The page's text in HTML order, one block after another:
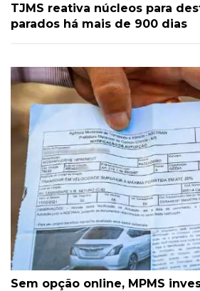
TJMS reativa núcleos para
parados há mais de 900 dias
Sem opção online, MPMS